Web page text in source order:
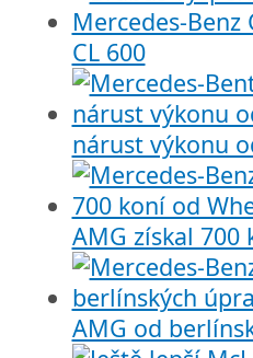
CL 600
nárust výkonu
AMG získal
AMG od